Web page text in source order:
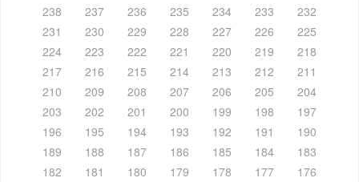
238
237 236 235 234 233
232
231
230 229 228 227 226
225
224
223 222 221 220 219
218
217
216 215 214 213 212
211
210
209 208 207 206 205
204
203
202 201 200 199 198
197
196
195 194 193 192 191
190
189
188 187 186 185 184
183
182
181 180 179 178 177
176